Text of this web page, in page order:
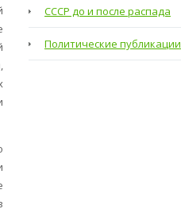
СССР до и после распада
Политические публикации